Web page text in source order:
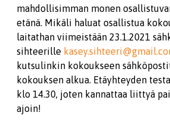
mahdollisimman monen
etänä. Mikäli haluat osallistua
laitathan viimeistään 23.1.2021
sihteerille
kutsulinkin kokoukseen
kokouksen alkua. Etäyhteyden
klo 14.30, joten kannattaa liittyä
ajoin!